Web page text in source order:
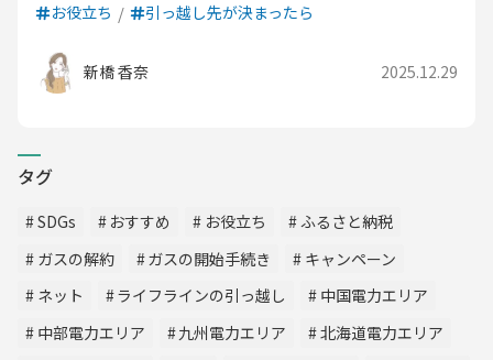
お役立ち 引っ越し先が決まったら
新橋 香奈 2025.12.29
タグ
SDGs おすすめ お役立ち
ふるさと納税
ガスの解約
ガスの開始手続き
キャンペーン
ネット
ライフラインの引っ越し
中国電力エリア
中部電力エリア
九州電力エリア
北海道電力エリア